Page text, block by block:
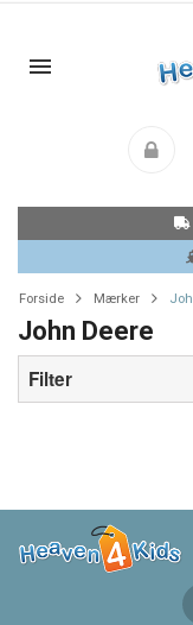
Forside Mærker
John Deere
Filter